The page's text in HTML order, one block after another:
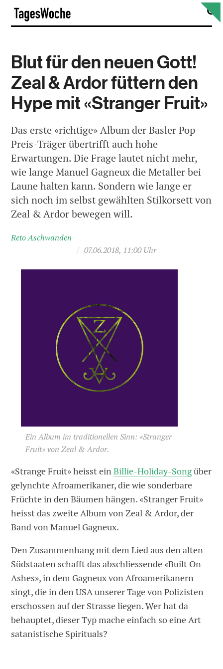
Skip
content
Blut für den neuen Gott!
Zeal & Ardor füttern den
Hype mit «Stranger Fruit»
Das erste «richtige» Album der Basler Pop-
Preis-Träger übertrifft auch hohe
Erwartungen. Die Frage lautet nicht mehr,
wie lange Manuel Gagneux die Metaller bei
Laune halten kann. Sondern wie lange er
sich noch im selbst gewählten Stilkorsett von
Zeal & Ardor bewegen will.
Reto Aschwanden
/ 07.06.2018, 11:00 Uhr
Ein Album im traditionellen Sinn: «Stranger
Fruit» von Zeal & Ardor.
«Strange Fruit» heisst einBillie-Holiday-Songüber
gelynchte Afroamerikaner, die wie sonderbare
Früchte in den Bäumen hängen. «Stranger Fruit»
heisst das zweite Album von Zeal & Ardor, der
Band von Manuel Gagneux.
Den Zusammenhang mit dem Lied aus den alten
Südstaaten schafft das abschliessende «Built On
Ashes», in dem Gagneux von Afroamerikanern
singt, die in den USA unserer Tage von Polizisten
erschossen auf der Strasse liegen. Wer hat da
behauptet, dieser Typ mache einfach so eine Art
satanistische Spirituals?